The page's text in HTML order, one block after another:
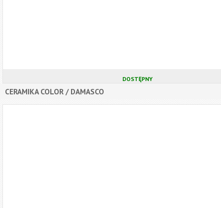
DOSTĘPNY
CERAMIKA COLOR / DAMASCO